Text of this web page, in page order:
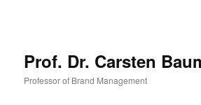
Prof. Dr. Carsten
Professor of Brand Management